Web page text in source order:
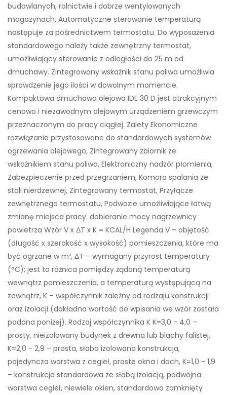
budowlanych, rolnictwie i dobrze wentylowanych
magazynach. Automatyczne sterowanie temperaturą
następuje za pośrednictwem termostatu. Do wyposażenia
standardowego należy także zewnętrzny termostat,
umożliwiający sterowanie z odległości do 25 m od
dmuchawy. Zintegrowany wskaźnik stanu paliwa umożliwia
sprawdzenie jego ilości w dowolnym momencie.
Kompaktowa dmuchawa olejowa IDE 30 D jest atrakcyjnym
cenowo i niezawodnym olejowym urządzeniem grzewczym
przeznaczonym do pracy ciągłej. Zalety Ekonomiczne
rozwiązanie przystosowane do standardowych systemów
ogrzewania olejowego, Zintegrowany zbiornik ze
wskaźnikiem stanu paliwa, Elektroniczny nadzór płomienia,
Zabezpieczenie przed przegrzaniem, Komora spalania ze
stali nierdzewnej, Zintegrowany termostat, Przyłącze
zewnętrznego termostatu, Podwozie umożliwiające łatwą
zmianę miejsca pracy. dobieranie mocy nagrzewnicy
powietrza Wzór V x ΔT x K = KCAL/H Legenda V – objętość
(długość x szerokość x wysokość) pomieszczenia, które ma
być ogrzane w m³, ΔT – wymagany przyrost temperatury
(°C); jest to różnica pomiędzy żądaną temperaturą
wewnątrz pomieszczenia, a temperaturą występującą na
zewnątrz, K – współczynnik zależny od rodzaju konstrukcji
oraz izolacji (dokładna wartość do wpisania we wzór została
podana poniżej). Rodzaj współczynnika K K=3,0 - 4,0 –
prosty, nieizolowany budynek z drewna lub blachy falistej,
K=2,0 - 2,9 – prosta, słabo izolowana konstrukcja,
pojedyncza warstwa z cegieł, proste okna i dach, K=1,0 - 1,9
– konstrukcja standardowa ze słabą izolacją, podwójna
warstwa cegieł, niewiele okien, standardowo zamknięty